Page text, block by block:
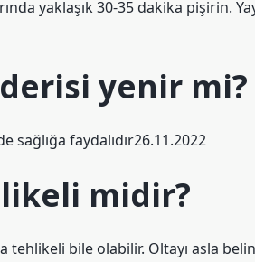
yaklaşık 30-35 dakika pişirin.
derisi yenir mi?
sağlığa faydalıdır26.11.2022
midir?
tehlikeli bile olabilir. Oltayı asla